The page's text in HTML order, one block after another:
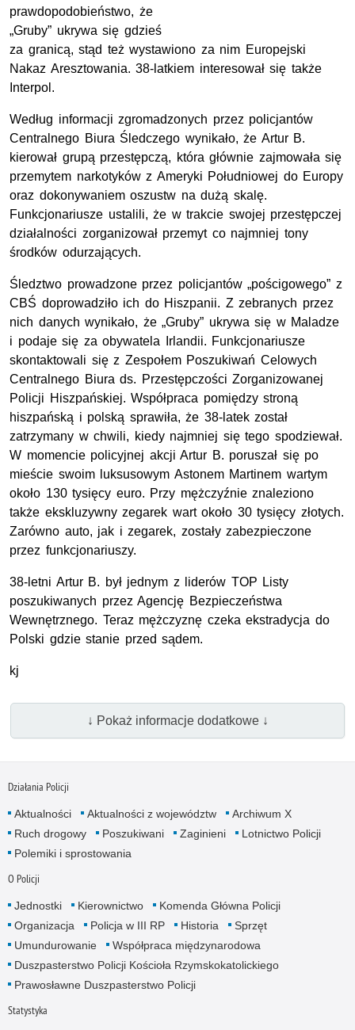
prawdopodobieństwo, że
„Gruby” ukrywa się gdzieś
za granicą, stąd też wystawiono za nim Europejski
Nakaz Aresztowania. 38-latkiem interesował się także
Interpol.
Według informacji zgromadzonych przez policjantów
Centralnego Biura Śledczego wynikało, że Artur B.
kierował grupą przestępczą, która głównie zajmowała się
przemytem narkotyków z Ameryki Południowej do Europy
oraz dokonywaniem oszustw na dużą skalę.
Funkcjonariusze ustalili, że w trakcie swojej przestępczej
działalności zorganizował przemyt co najmniej tony
środków odurzających.
Śledztwo prowadzone przez policjantów „pościgowego” z
CBŚ doprowadziło ich do Hiszpanii. Z zebranych przez
nich danych wynikało, że „Gruby” ukrywa się w Maladze
i podaje się za obywatela Irlandii. Funkcjonariusze
skontaktowali się z Zespołem Poszukiwań Celowych
Centralnego Biura ds. Przestępczości Zorganizowanej
Policji Hiszpańskiej. Współpraca pomiędzy stroną
hiszpańską i polską sprawiła, że 38-latek został
zatrzymany w chwili, kiedy najmniej się tego spodziewał.
W momencie policyjnej akcji Artur B. poruszał się po
mieście swoim luksusowym Astonem Martinem wartym
około 130 tysięcy euro. Przy mężczyźnie znaleziono
także ekskluzywny zegarek wart około 30 tysięcy złotych.
Zarówno auto, jak i zegarek, zostały zabezpieczone
przez funkcjonariuszy.
38-letni Artur B. był jednym z liderów TOP Listy
poszukiwanych przez Agencję Bezpieczeństwa
Wewnętrznego. Teraz mężczyznę czeka ekstradycja do
Polski gdzie stanie przed sądem.
kj
↓ Pokaż informacje dodatkowe ↓
Działania Policji
Aktualności Aktualności z województw
Archiwum X
Ruch drogowy
Poszukiwani Zaginieni
Lotnictwo Policji
Polemiki i sprostowania
O Policji
Jednostki Kierownictwo
Komenda Główna Policji
Organizacja
Policja w III RP Historia
Sprzęt
Umundurowanie
Współpraca międzynarodowa
Duszpasterstwo Policji Kościoła Rzymskokatolickiego
Prawosławne Duszpasterstwo Policji
Statystyka